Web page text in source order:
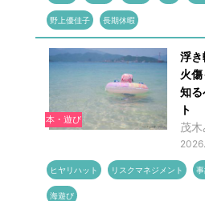
野上優佳子 長期休暇
本・遊び
浮
火
知る
ト
茂
ヒヤリハット リスクマネジメント
海遊び